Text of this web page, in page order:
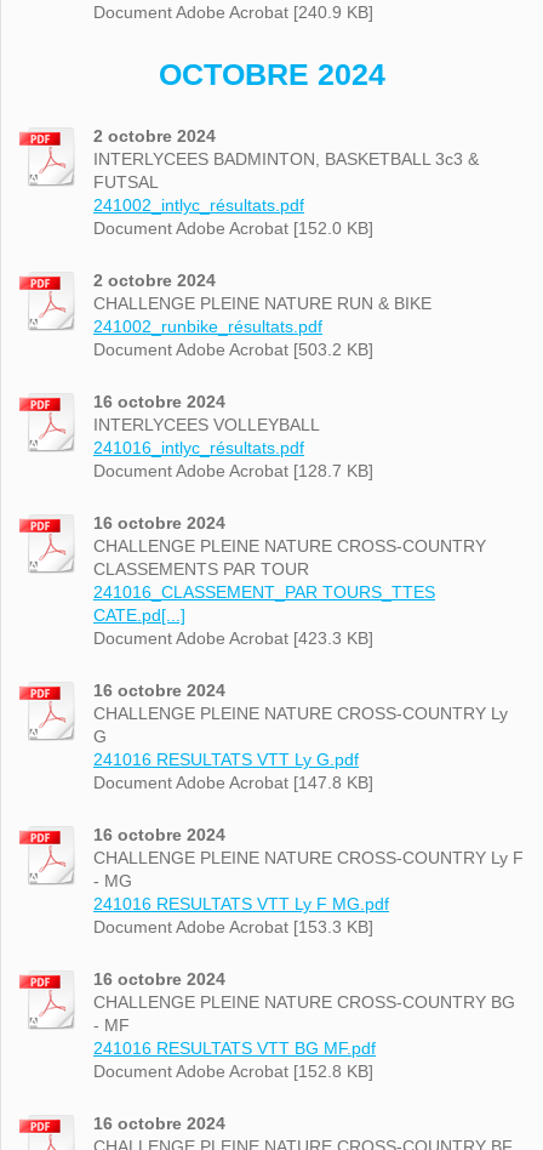
Document Adobe Acrobat [240.9 KB]
OCTOBRE 2024
2 octobre 2024
INTERLYCEES BADMINTON, BASKETBALL 3c3 &
FUTSAL
241002_intlyc_résultats.pdf
Document Adobe Acrobat [152.0 KB]
2 octobre 2024
CHALLENGE PLEINE NATURE RUN & BIKE
241002_runbike_résultats.pdf
Document Adobe Acrobat [503.2 KB]
16 octobre 2024
INTERLYCEES VOLLEYBALL
241016_intlyc_résultats.pdf
Document Adobe Acrobat [128.7 KB]
16 octobre 2024
CHALLENGE PLEINE NATURE CROSS-COUNTRY
CLASSEMENTS PAR TOUR
241016_CLASSEMENT_PAR TOURS_TTES
CATE.pd[...]
Document Adobe Acrobat [423.3 KB]
16 octobre 2024
CHALLENGE PLEINE NATURE CROSS-COUNTRY Ly
G
241016 RESULTATS VTT Ly G.pdf
Document Adobe Acrobat [147.8 KB]
16 octobre 2024
CHALLENGE PLEINE NATURE CROSS-COUNTRY Ly F
- MG
241016 RESULTATS VTT Ly F MG.pdf
Document Adobe Acrobat [153.3 KB]
16 octobre 2024
CHALLENGE PLEINE NATURE CROSS-COUNTRY BG
- MF
241016 RESULTATS VTT BG MF.pdf
Document Adobe Acrobat [152.8 KB]
16 octobre 2024